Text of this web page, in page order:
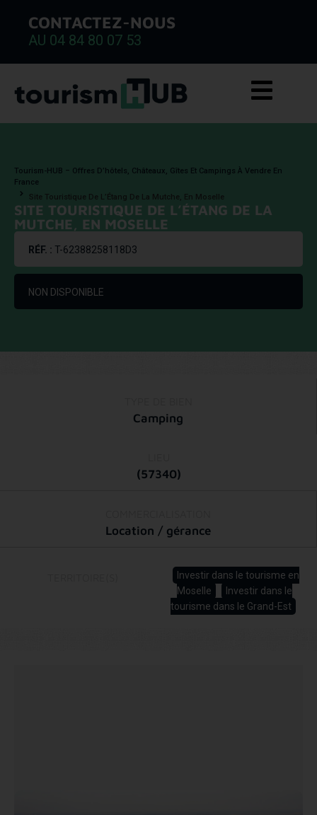
CONTACTEZ-NOUS
AU 04 84 80 07 53
Tourism-HUB – Offres D’hôtels, Châteaux, Gîtes Et Campings À Vendre En
France
Site Touristique De L’Étang De La Mutche, En Moselle
SITE TOURISTIQUE DE L’ÉTANG DE LA
MUTCHE, EN MOSELLE
RÉF. : T-62388258118D3
NON DISPONIBLE
Camping
(57340)
Location / gérance
Investir dans le tourisme en
Moselle
Investir dans le
tourisme dans le Grand-Est